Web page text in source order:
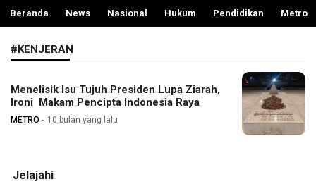
Beranda News Nasional Hukum Pendidikan Metro
#KENJERAN
‎Menelisik Isu Tujuh Presiden Lupa Ziarah,
Ironi Makam Pencipta Indonesia Raya
METRO 10 bulan yang lalu
Jelajahi